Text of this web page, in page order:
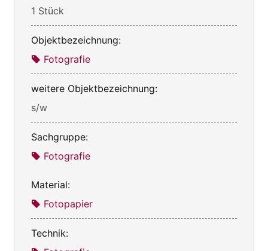
1 Stück
Objektbezeichnung:
Fotografie
weitere Objektbezeichnung:
s/w
Sachgruppe:
Fotografie
Material:
Fotopapier
Technik: